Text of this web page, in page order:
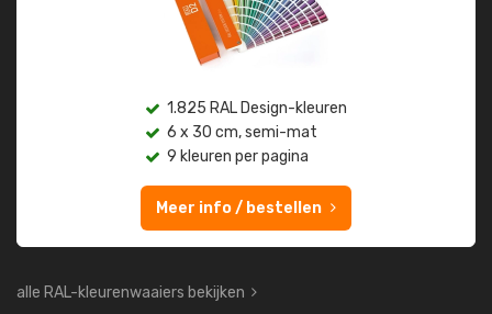
1.825 RAL Design-kleuren
6 x 30 cm, semi-mat
9 kleuren per pagina
Meer info / bestellen
alle RAL-kleurenwaaiers bekijken